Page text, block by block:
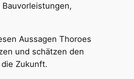
Aussagen Thoroes
und schätzen den
Zukunft.